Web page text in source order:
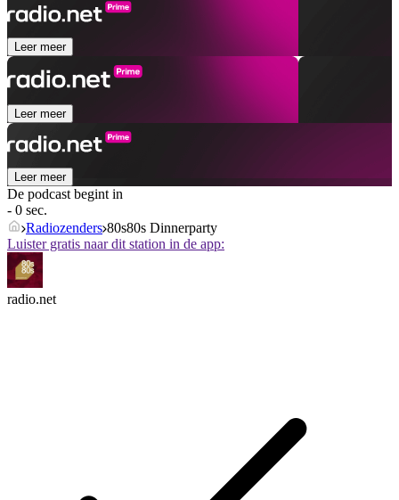
Leer meer
Leer meer
Leer meer
De podcast begint in
- 0 sec.
Radiozenders 80s80s Dinnerparty
Luister gratis naar dit station in de app:
radio.net